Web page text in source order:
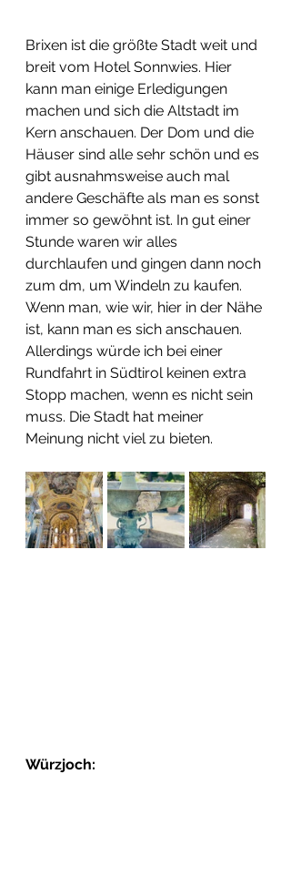
Brixen ist die größte Stadt weit und
breit vom Hotel Sonnwies. Hier
kann man einige Erledigungen
machen und sich die Altstadt im
Kern anschauen. Der Dom und die
Häuser sind alle sehr schön und es
gibt ausnahmsweise auch mal
andere Geschäfte als man es sonst
immer so gewöhnt ist. In gut einer
Stunde waren wir alles
durchlaufen und gingen dann noch
zum dm, um Windeln zu kaufen.
Wenn man, wie wir, hier in der Nähe
ist, kann man es sich anschauen.
Allerdings würde ich bei einer
Rundfahrt in Südtirol keinen extra
Stopp machen, wenn es nicht sein
muss. Die Stadt hat meiner
Meinung nicht viel zu bieten.
Würzjoch: